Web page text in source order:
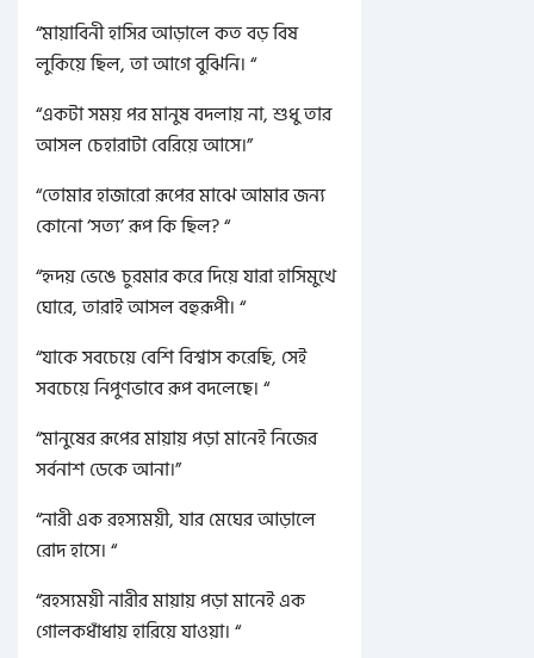
“মায়াবিনী হাসির আড়ালে কত বড় বিষ
লুকিয়ে ছিল, তা আগে বুঝিনি। “
“একটা সময় পর মানুষ বদলায় না, শুধু তার
আসল চেহারাটা বেরিয়ে আসে।”
“তোমার হাজারো রূপের মাঝে আমার জন্য
কোনো ‘সত্য’ রূপ কি ছিল? “
“হৃদয় ভেঙে চুরমার করে দিয়ে যারা হাসিমুখে
ঘোরে, তারাই আসল বহুরূপী। “
“যাকে সবচেয়ে বেশি বিশ্বাস করেছি, সেই
সবচেয়ে নিপুণভাবে রূপ বদলেছে। “
“মানুষের রূপের মায়ায় পড়া মানেই নিজের
সর্বনাশ ডেকে আনা।”
“নারী এক রহস্যময়ী, যার মেঘের আড়ালে
রোদ হাসে। “
“রহস্যময়ী নারীর মায়ায় পড়া মানেই এক
গোলকধাঁধায় হারিয়ে যাওয়া। “